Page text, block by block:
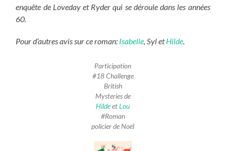
enquête de Loveday et Ryder qui se déroule dans les années
60.
Pour d’autres avis sur ce roman: Isabelle, Syl etHilde.
Participation
#18 Challenge
British
Mysteries de
HildeetLou
#Roman
policier de Noël